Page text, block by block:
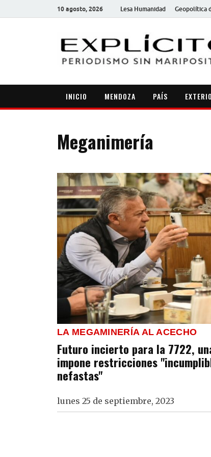
10 agosto, 2026 Lesa Humanidad Geopolítica
INICIO MENDOZA PAÍS
Meganimería
LA MEGAMINERÍA AL ACECHO
Futuro incierto para la 7722,
impone restricciones
nefastas"
lunes 25 de septiembre, 2023